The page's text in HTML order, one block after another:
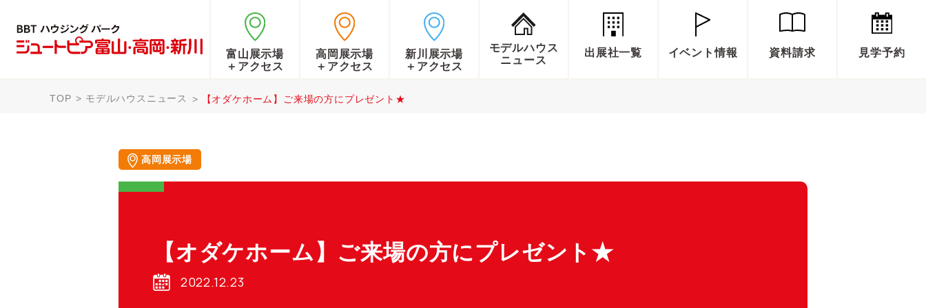
富山展示場
＋アクセス
高岡展示場
＋アクセス
新川展示場
＋アクセス
モデルハウス
ニュース
出展社一覧 イベント情報 資料請求 見学予約
TOP モデルハウスニュース 【オダケホーム】ご来場の方にプレゼント★
高岡展示場
【オダケホーム】ご来場の方にプレゼント★
2022.12.23